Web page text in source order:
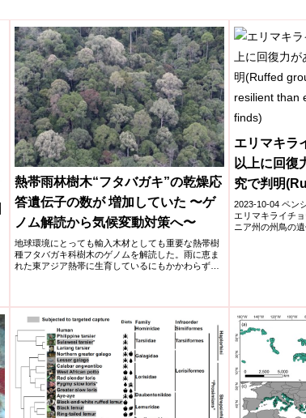
熱帯雨林樹木“フタバガキ”の乾燥応
答遺伝子の数が 増加していた 〜ゲ
ノム解読から気候変動対策へ〜
地球環境にとっても輸入木材としても重要な熱帯樹
種フタバガキ科樹木のゲノムを解読した。雨に恵ま
れた東アジア熱帯に生育しているにもかかわらず、
エリマキラ
以上に回復
究で判明
population
expected,
2023-10-04 ペン
エリマキライチ
ニア州の州鳥の